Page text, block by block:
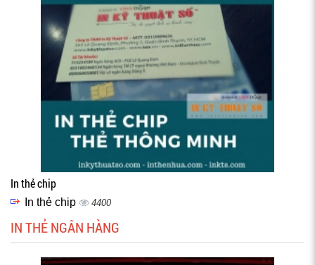
In thẻ chip
In thẻ chip 4400
IN THẺ NGÂN HÀNG